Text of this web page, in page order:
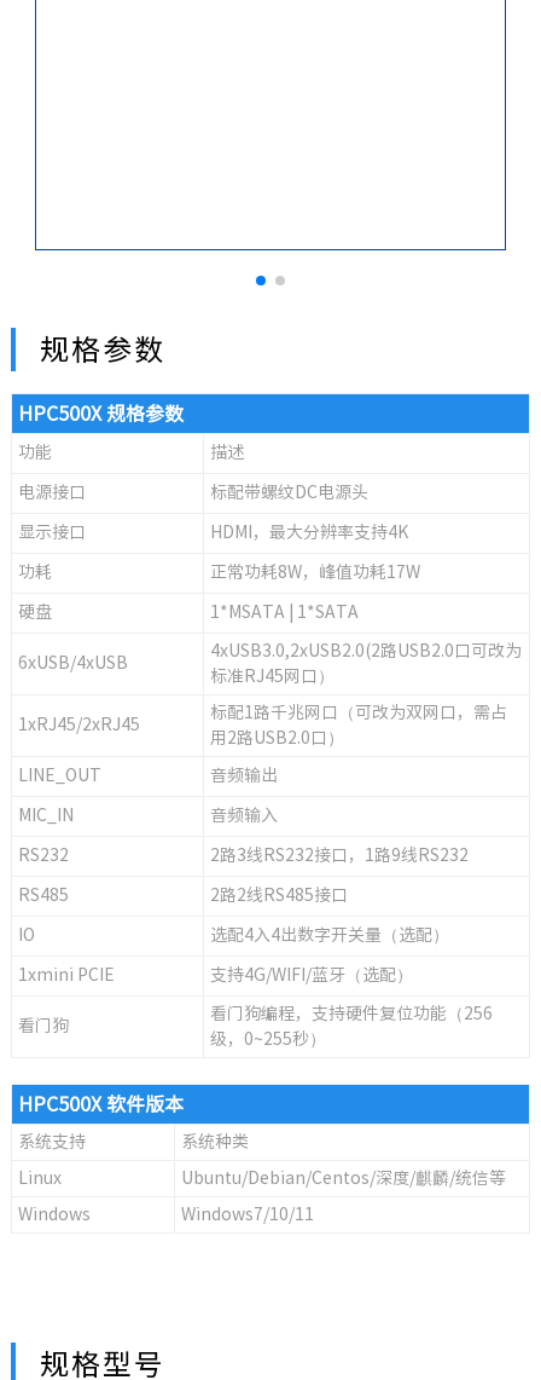
规格参数
HPC500X 规格参数
功能 描述
电源接口 标配带螺纹DC电源头
显示接口 HDMI，最大分辨率支持4K
功耗 正常功耗8W，峰值功耗17W
硬盘 1*MSATA | 1*SATA
6xUSB/4xUSB
4xUSB3.0,2xUSB2.0(2路USB2.0口可改为
标准RJ45网口）
1xRJ45/2xRJ45
标配1路千兆网口（可改为双网口，需占
用2路USB2.0口）
LINE_OUT 音频输出
MIC_IN 音频输入
RS232 2路3线RS232接口，1路9线RS232
RS485 2路2线RS485接口
IO 选配4入4出数字开关量（选配）
1xmini PCIE 支持4G/WIFI/蓝牙（选配）
看门狗
看门狗编程，支持硬件复位功能（256
级，0~255秒）
HPC500X 软件版本
系统支持 系统种类
Linux Ubuntu/Debian/Centos/深度/麒麟/统信等
Windows Windows7/10/11
规格型号